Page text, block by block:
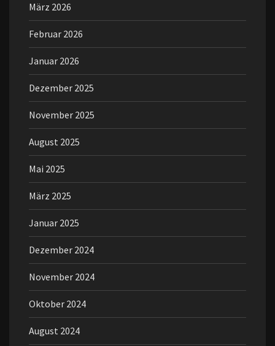
März 2026
Februar 2026
Januar 2026
Dezember 2025
November 2025
August 2025
Mai 2025
März 2025
Januar 2025
Dezember 2024
November 2024
Oktober 2024
August 2024